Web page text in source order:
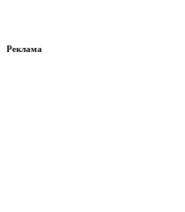
Реклама